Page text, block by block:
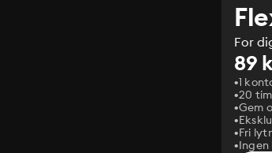
For
89
1
20
Gem
Fri